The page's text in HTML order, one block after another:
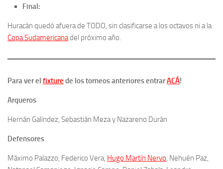
Final:
Huracán quedó afuera de TODO, sin clasificarse a los octavos ni a la
Copa Sudamericanadel próximo año.
Para ver el fixture de los torneos anteriores entrarACÁ!
Arqueros
Hernán Galíndez, Sebastián Meza y Nazareno Durán
Defensores
Máximo Palazzo, Federico Vera, Hugo Martín Nervo, Nehuén Paz,